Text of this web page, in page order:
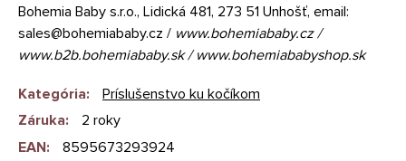
Bohemia Baby s.r.o., Lidická 481, 273 51 Unhošť, email:
sales@bohemiababy.cz / www.bohemiababy.cz /
www.b2b.bohemiababy.sk / www.bohemiababyshop.sk
Kategória:
Príslušenstvo ku kočíkom
Záruka:
2 roky
EAN: 8595673293924